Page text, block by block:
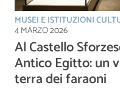
MUSEI E ISTITUZIONI
4 MARZO 2026
Al Castello
Antico Egitto: un
terra dei faraoni